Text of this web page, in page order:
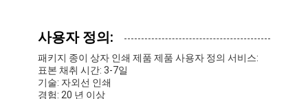
접는 종이 상자
카운터 디스플레이 박스
사용자 정의:
패키지 종이 상자 인쇄 제품 제품 사용자 정의 서비스:
표본 채취 시간: 3-7일
기술: 자외선 인쇄
경험: 20 년 이상